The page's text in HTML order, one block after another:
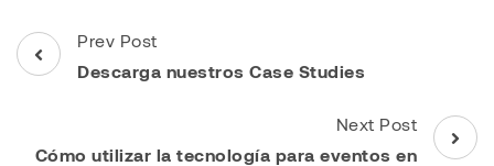
Post
Navigation
Prev Post
Descarga nuestros Case Studies
Next Post
Cómo utilizar la tecnología para eventos en